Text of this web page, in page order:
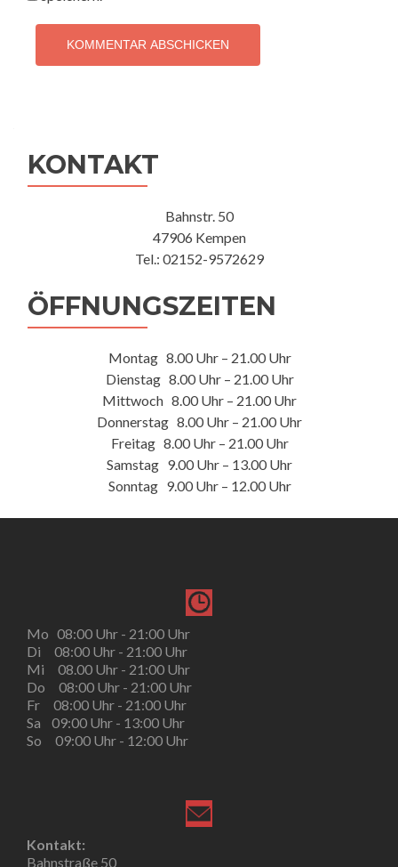
KONTAKT
Bahnstr. 50
47906 Kempen
Tel.: 02152-9572629
ÖFFNUNGSZEITEN
Montag 8.00 Uhr – 21.00 Uhr
Dienstag 8.00 Uhr – 21.00 Uhr
Mittwoch 8.00 Uhr – 21.00 Uhr
Donnerstag 8.00 Uhr – 21.00 Uhr
Freitag 8.00 Uhr – 21.00 Uhr
Samstag 9.00 Uhr – 13.00 Uhr
Sonntag 9.00 Uhr – 12.00 Uhr
Mo 08:00 Uhr - 21:00 Uhr
Di 08:00 Uhr - 21:00 Uhr
Mi 08.00 Uhr - 21:00 Uhr
Do 08:00 Uhr - 21:00 Uhr
Fr 08:00 Uhr - 21:00 Uhr
Sa 09:00 Uhr - 13:00 Uhr
So 09:00 Uhr - 12:00 Uhr
Kontakt:
Bahnstraße 50